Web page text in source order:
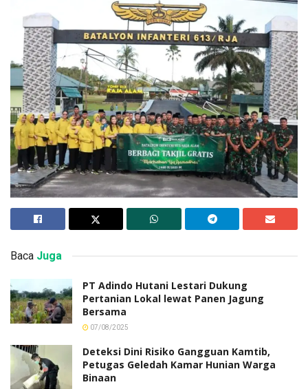
Baca Juga
PT Adindo Hutani Lestari Dukung
Pertanian Lokal lewat Panen Jagung
Bersama
07/08/2025
Deteksi Dini Risiko Gangguan Kamtib,
Petugas Geledah Kamar Hunian Warga
Binaan